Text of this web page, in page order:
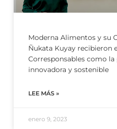
Moderna Alimentos y su
Ñukata Kuyay recibieron
Corresponsables como
innovadora y sostenible
LEE MÁS »
enero 9, 2023